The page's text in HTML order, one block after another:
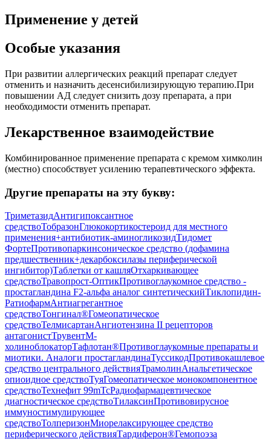
Применение у детей
Особые указания
При развитии аллергических реакций препарат следует
отменить и назначить десенсибилизирующую терапию.При
повышении АД следует снизить дозу препарата, а при
необходимости отменить препарат.
Лекарственное взаимодействие
Комбинированное применение препарата с кремом химколин
(местно) способствует усилению терапевтического эффекта.
Другие препараты на эту букву:
ТриметазидАнтигипоксантное
средствоТобразонГлюкокортикостероид для местного
применения+антибиотик-аминогликозидТидомет
ФортеПротивопаркинсоническое средство (дофамина
предшественник+декарбоксилазы периферической
ингибитор)Таблетки от кашляОтхаркивающее
средствоТравопрост-ОптикПротивоглаукомное средство -
простагландина F2-альфа аналог синтетическийТиклопидин-
РатиофармАнтиагрегантное
средствоТонгинал®Гомеопатическое
средствоТелмисартанАнгиотензина II рецепторов
антагонистТрувентМ-
холиноблокаторТафлотан®Противоглаукомные препараты и
миотики. Аналоги простагландинаТуссикодПротивокашлевое
средство центрального действияТрамолинАнальгетическое
опиоидное средствоТуяГомеопатическое монокомпонентное
средствоТехнефит 99mTcРадиофармацевтическое
диагностическое средствоТилаксинПротивовирусное
иммуностимулирующее
средствоТолперизонМиорелаксирующее средство
периферического действияТардиферон®Гемопоэза